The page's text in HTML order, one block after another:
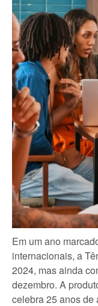
Em um ano
internacionais, a
2024, mas ainda
dezembro. A
celebra 25 anos de